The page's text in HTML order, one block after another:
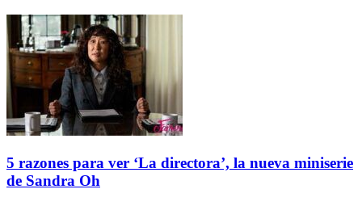
5 razones para ver ‘La directora’, la nueva miniserie
de Sandra Oh